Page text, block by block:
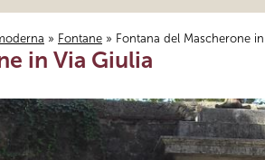
» Fontane » Fontana del Mascherone
in Via Giulia